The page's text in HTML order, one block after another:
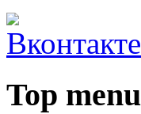
Top menu